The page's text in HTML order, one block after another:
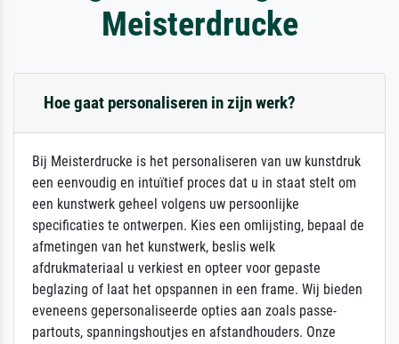
Meisterdrucke
Hoe gaat personaliseren in zijn werk?
Bij Meisterdrucke is het personaliseren van uw kunstdruk
een eenvoudig en intuïtief proces dat u in staat stelt om
een kunstwerk geheel volgens uw persoonlijke
specificaties te ontwerpen. Kies een omlijsting, bepaal de
afmetingen van het kunstwerk, beslis welk
afdrukmateriaal u verkiest en opteer voor gepaste
beglazing of laat het opspannen in een frame. Wij bieden
eveneens gepersonaliseerde opties aan zoals passe-
partouts, spanningshoutjes en afstandhouders. Onze